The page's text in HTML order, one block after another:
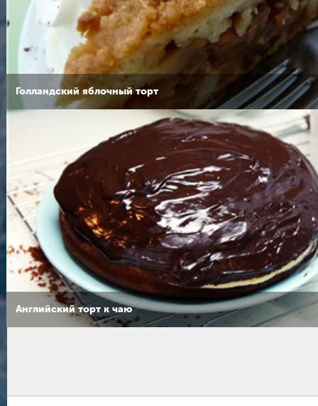
Голландский яблочный торт
Английский торт к чаю